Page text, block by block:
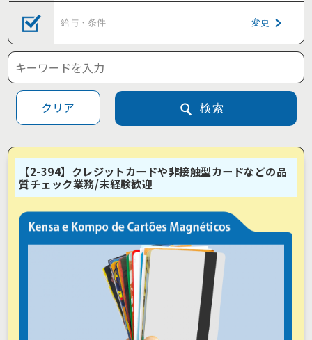
給与・条件 変更
クリア 検索
【2-394】クレジットカードや非接触型カードなどの品
質チェック業務/未経験歓迎